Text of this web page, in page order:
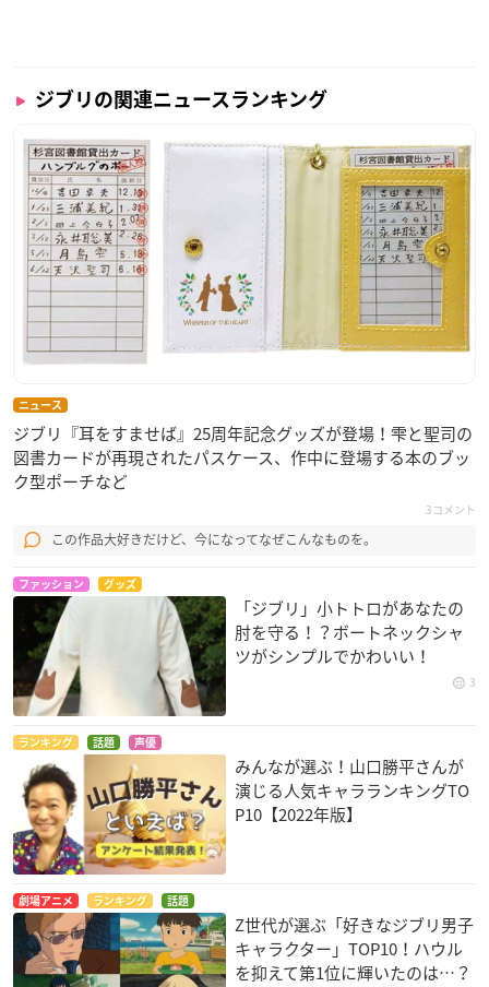
ジブリの関連ニュースランキング
ニュース
ジブリ『耳をすませば』25周年記念グッズが登場！雫と聖司の
図書カードが再現されたパスケース、作中に登場する本のブッ
ク型ポーチなど
3コメント
この作品大好きだけど、今になってなぜこんなものを。
ファッション グッズ
「ジブリ」小トトロがあなたの
肘を守る！？ボートネックシャ
ツがシンプルでかわいい！
3
ランキング 話題 声優
みんなが選ぶ！山口勝平さんが
演じる人気キャラランキングTO
P10【2022年版】
劇場アニメ ランキング 話題
Z世代が選ぶ「好きなジブリ男子
キャラクター」TOP10！ハウル
を抑えて第1位に輝いたのは…？